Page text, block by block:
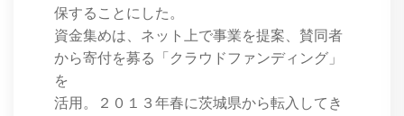
保することにした。
資金集めは、ネット上で事業を提案、賛同者
から寄付を募る「クラウドファンディング」
を
活用。２０１３年春に茨城県から転入してき